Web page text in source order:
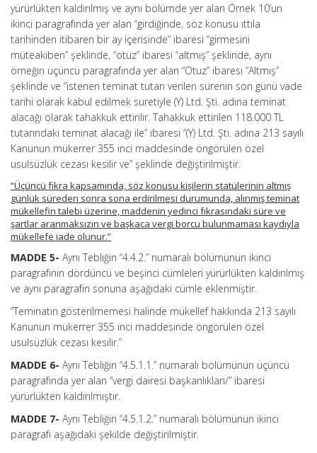
yürürlükten kaldırılmış ve aynı bölümde yer alan Örnek 10’un
ikinci paragrafında yer alan “girdiğinde, söz konusu ıttıla
tarihinden itibaren bir ay içerisinde” ibaresi “girmesini
müteakiben” şeklinde, “otuz” ibaresi “altmış” şeklinde, aynı
örneğin üçüncü paragrafında yer alan “Otuz” ibaresi “Altmış”
şeklinde ve “istenen teminat tutarı verilen sürenin son günü vade
tarihi olarak kabul edilmek suretiyle (Y) Ltd. Şti. adına teminat
alacağı olarak tahakkuk ettirilir. Tahakkuk ettirilen 118.000 TL
tutarındaki teminat alacağı ile” ibaresi “(Y) Ltd. Şti. adına 213 sayılı
Kanunun mükerrer 355 inci maddesinde öngörülen özel
usulsüzlük cezası kesilir ve” şeklinde değiştirilmiştir.
“Üçüncü fıkra kapsamında, söz konusu kişilerin statülerinin altmış
günlük süreden sonra sona erdirilmesi durumunda, alınmış teminat
mükellefin talebi üzerine, maddenin yedinci fıkrasındaki süre ve
şartlar aranmaksızın ve başkaca vergi borcu bulunmaması kaydıyla
mükellefe iade olunur.”
MADDE 5- Aynı Tebliğin “4.4.2.” numaralı bölümünün ikinci
paragrafının dördüncü ve beşinci cümleleri yürürlükten kaldırılmış
ve aynı paragrafın sonuna aşağıdaki cümle eklenmiştir.
“Teminatın gösterilmemesi halinde mükellef hakkında 213 sayılı
Kanunun mükerrer 355 inci maddesinde öngörülen özel
usulsüzlük cezası kesilir.”
MADDE 6- Aynı Tebliğin “4.5.1.1.” numaralı bölümünün üçüncü
paragrafında yer alan “vergi dairesi başkanlıkları/” ibaresi
yürürlükten kaldırılmıştır.
MADDE 7- Aynı Tebliğin “4.5.1.2.” numaralı bölümünün ikinci
paragrafı aşağıdaki şekilde değiştirilmiştir.